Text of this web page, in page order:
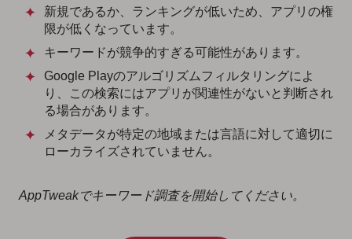
新規であるか、ランキングが低いため、アプリの権
限が低くなっています。
キーワードが競争的すぎる可能性があります。
Google Playのアルゴリズムフィルタリングによ
り、この検索にはアプリが関連性がないと判断され
る場合があります。
メタデータが特定の地域または言語に対して適切に
ローカライズされていません。
AppTweakでキーワード調査を開始してください。